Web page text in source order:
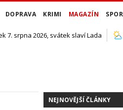
DOPRAVA KRIMI MAGAZÍN
7. srpna 2026, svátek slaví Lada
NEJNOVĚJŠÍ ČLÁNKY